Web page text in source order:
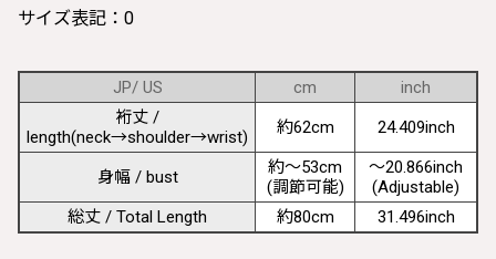
サイズ表記：0
JP/ US cm
inch
裄丈 /
length(neck→shoulder→wrist)
約62cm 24.409inch
身幅 / bust
約〜53cm
(調節可能)
〜20.866inch
(Adjustable)
総丈 / Total Length
約80cm 31.496inch